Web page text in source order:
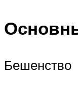
Бешенство